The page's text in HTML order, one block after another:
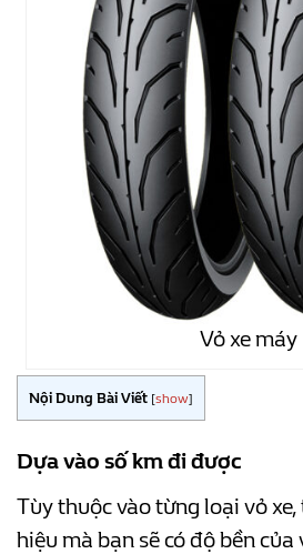
Vỏ xe máy
Nội Dung Bài Viết [show]
Dựa vào số km đi được
Tùy thuộc vào từng loại vỏ
hiệu mà bạn sẽ có độ bền của